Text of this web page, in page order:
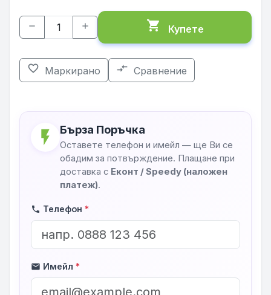
remove add shopping_cart Купете
favorite_border Маркирано compare_arrows Сравнение
flash_on Бърза Поръчка
Оставете телефон и имейл — ще Ви се
обадим за потвърждение. Плащане при
доставка с Еконт / Speedy (наложен
платеж).
phone Телефон *
mail Имейл *